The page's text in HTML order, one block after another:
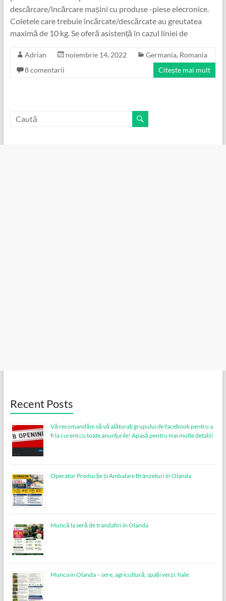
descărcare/încărcare mașini cu produse -piese elecronice.
Coletele care trebuie încărcate/descărcate au greutatea
maximă de 10 kg. Se oferă asistență în cazul liniei de
Adrian noiembrie 14, 2022 Germania, Romania
8 comentarii
Citește mai mult
Recent Posts
Vă recomandăm să vă alăturați grupului de facebook pentru a
fi la curent cu toate anunțurile! Apasă pentru mai multe detalii!
Operator Producție și Ambalare Brânzeturi în Olanda
Muncă la seră de trandafiri în Olanda
Munca in Olanda – sere, agricultură, spații verzi, hale